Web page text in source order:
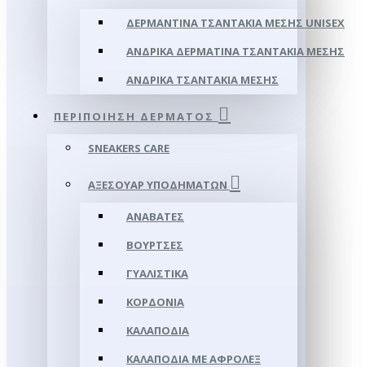
ΔΕΡΜΆΝΤΙΝΑ ΤΣΑΝΤΆΚΙΑ ΜΈΣΗΣ UNISEX
ΑΝΔΡΙΚΆ ΔΕΡΜΆΤΙΝΑ ΤΣΑΝΤΆΚΙΑ ΜΈΣΗΣ
ΑΝΔΡΙΚΆ ΤΣΑΝΤΆΚΙΑ ΜΈΣΗΣ
ΠΕΡΙΠΟΊΗΣΗ ΔΈΡΜΑΤΟΣ
SNEAKERS CARE
ΑΞΕΣΟΥΑΡ ΥΠΟΔΗΜΆΤΩΝ
ΑΝΑΒΆΤΕΣ
ΒΟΎΡΤΣΕΣ
ΓΥΑΛΙΣΤΙΚΆ
ΚΟΡΔΌΝΙΑ
ΚΑΛΑΠΌΔΙΑ
ΚΑΛΑΠΌΔΙΑ ΜΕ ΑΦΡΟΛΕΞ